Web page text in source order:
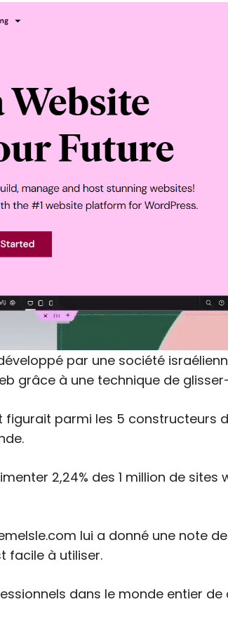
par une société
grâce à une technique de
parmi les 5 constructeurs
2,24% des 1 million de
lui a donné une note
facile à utiliser.
dans le monde entier de